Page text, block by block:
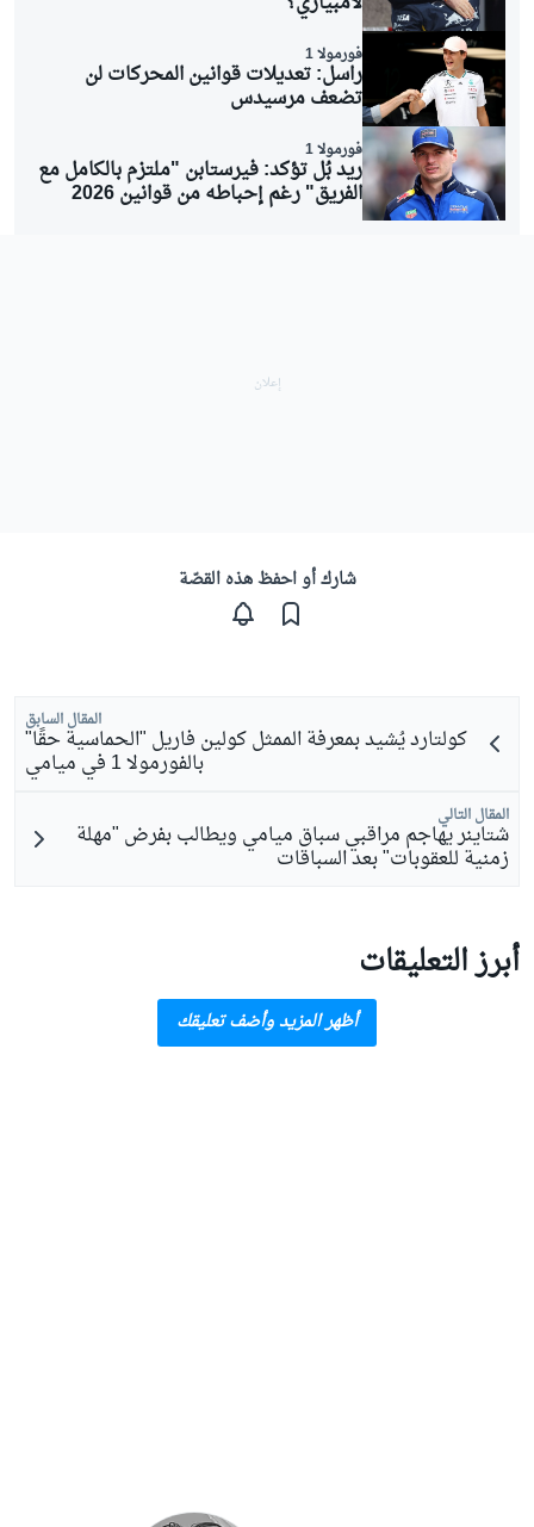
فورمولا 1
راسل: تعديلات قوانين المحركات لن
تضعف مرسيدس
فورمولا 1
ريد بُل تؤكد: فيرستابن "ملتزم بالكامل مع
الفريق" رغم إحباطه من قوانين 2026
شارك أو احفظ هذه القصّة
المقال السابق
كولتارد يُشيد بمعرفة الممثل كولين فاريل "الحماسية حقًا"
بالفورمولا 1 في ميامي
المقال التالي
شتاينر يهاجم مراقبي سباق ميامي ويطالب بفرض "مهلة
زمنية للعقوبات" بعد السباقات
أبرز التعليقات
أظهر المزيد وأضف تعليقك